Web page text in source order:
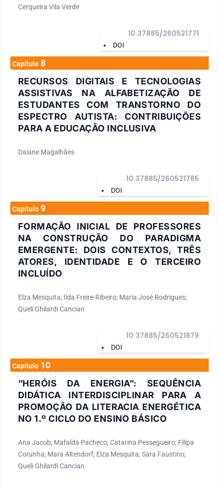
Cerqueira Vila Verde
DOI
10.37885/260521771
Capítulo 8
RECURSOS DIGITAIS E TECNOLOGIAS
ASSISTIVAS NA ALFABETIZAÇÃO DE
ESTUDANTES COM TRANSTORNO DO
ESPECTRO AUTISTA: CONTRIBUIÇÕES
PARA A EDUCAÇÃO INCLUSIVA
Daiane Magalhães
DOI
10.37885/260521785
Capítulo 9
FORMAÇÃO INICIAL DE PROFESSORES
NA CONSTRUÇÃO DO PARADIGMA
EMERGENTE: DOIS CONTEXTOS, TRÊS
ATORES, IDENTIDADE E O TERCEIRO
INCLUÍDO
Elza Mesquita; Ilda Freire-Ribeiro; Maria José Rodrigues;
Queli Ghilardi Cancian
DOI
10.37885/260521879
Capítulo 10
“HERÓIS DA ENERGIA”: SEQUÊNCIA
DIDÁTICA INTERDISCIPLINAR PARA A
PROMOÇÃO DA LITERACIA ENERGÉTICA
NO 1.º CICLO DO ENSINO BÁSICO
Ana Jacob; Mafalda Pacheco; Catarina Pessegueiro; Filipa
Corunha; Mara Altendorf; Elza Mesquita; Sara Faustino;
Queli Ghilardi Cancian